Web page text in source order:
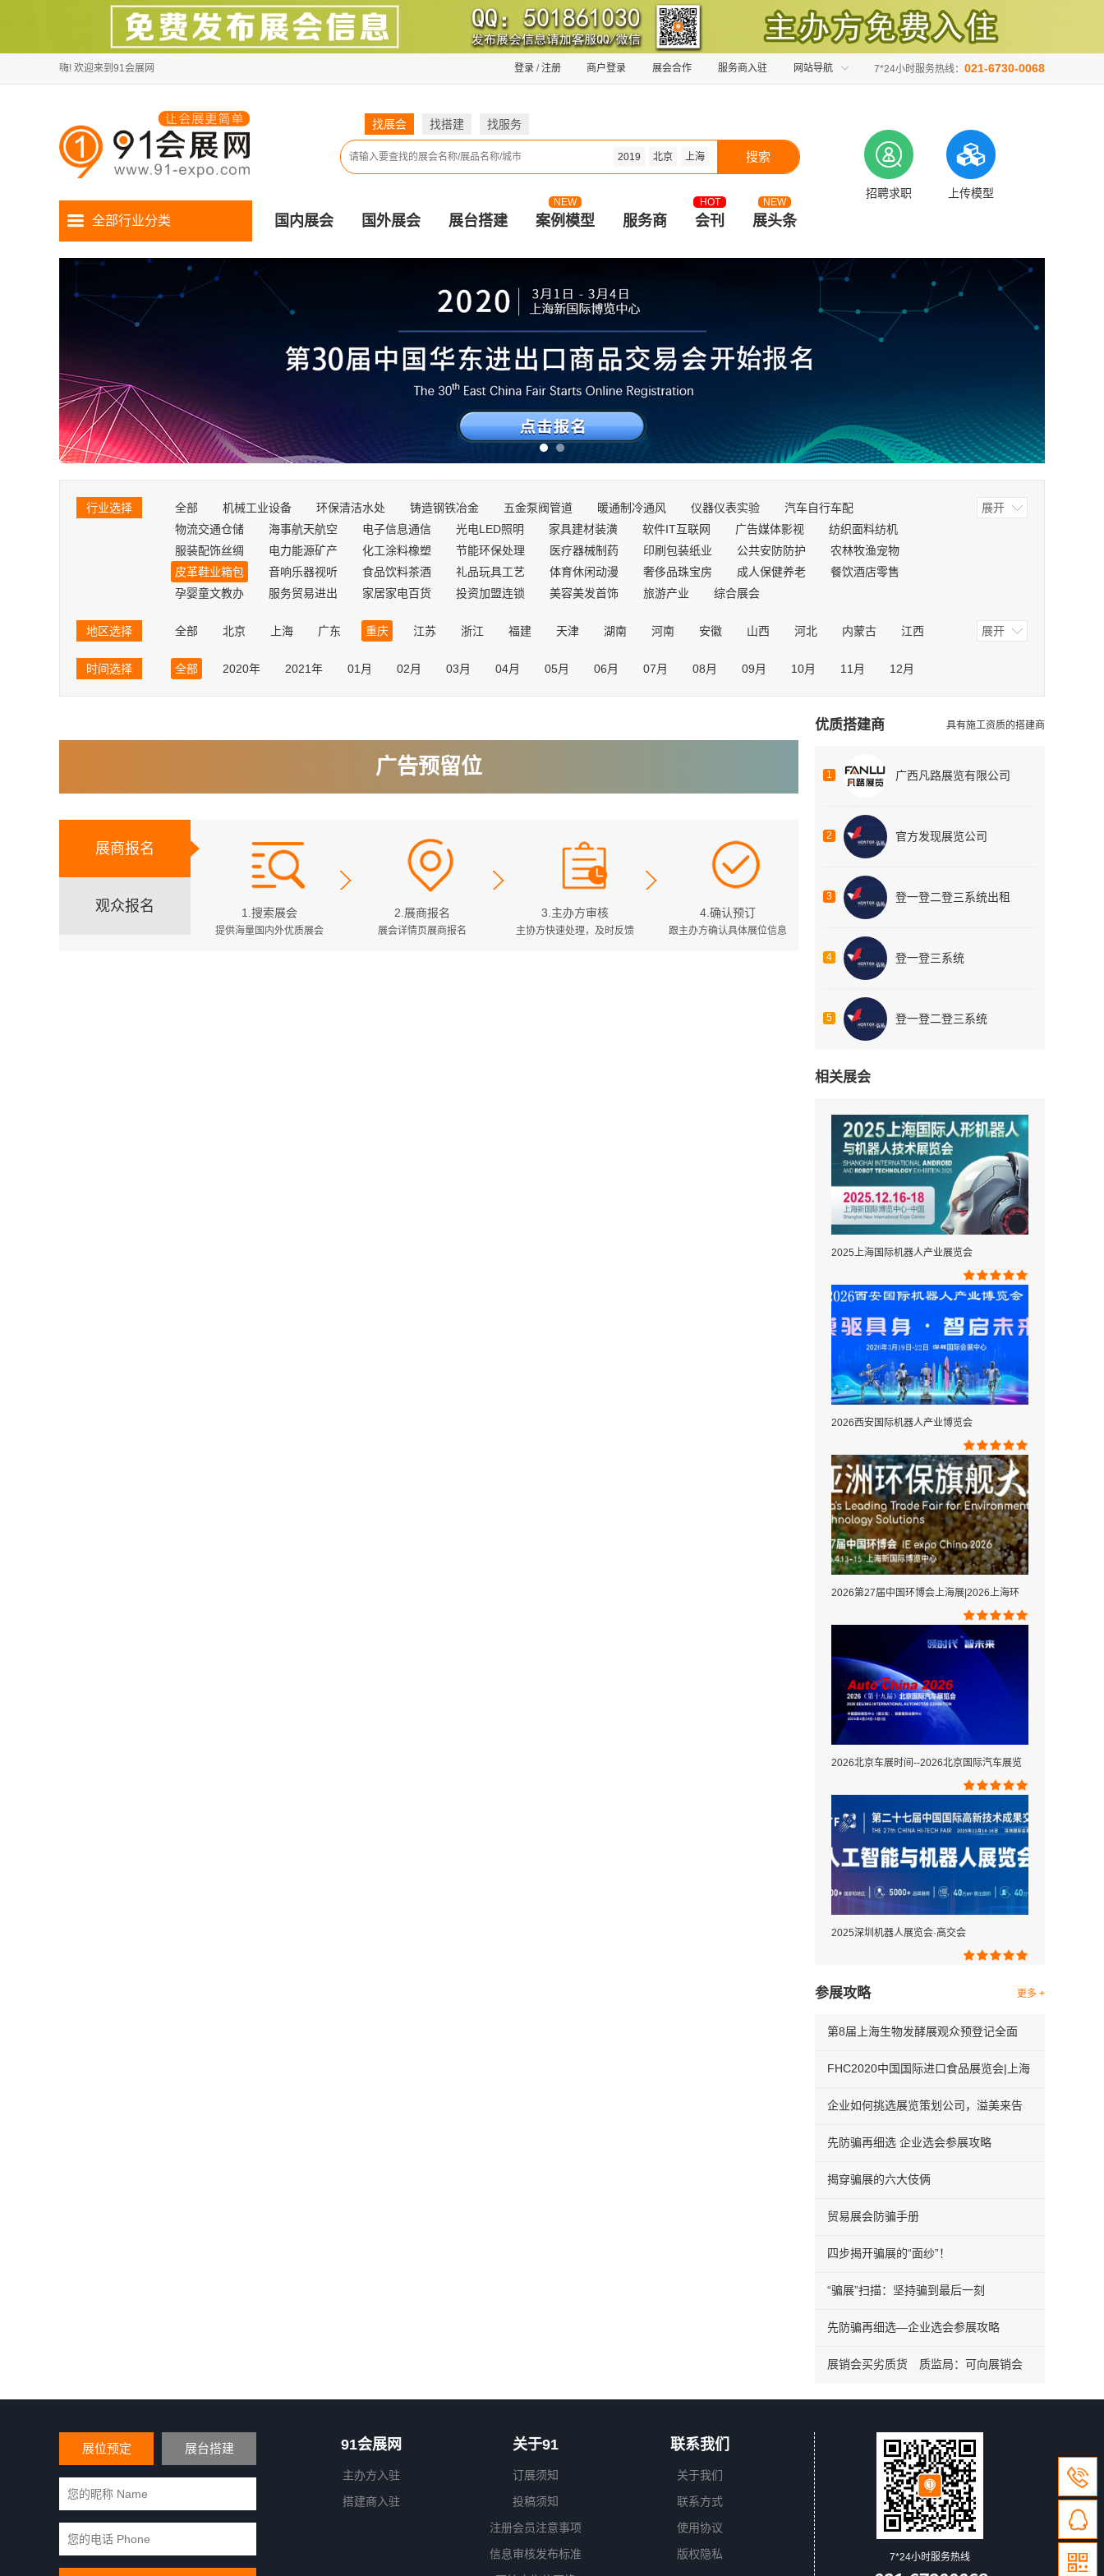
嗨! 欢迎来到91会展网 登录 /注册 商户登录 展会合作 服务商入驻 网站导航 7*24小时服务热线： 021-6730-0068
找展会 找搭建 找服务
搜索
上海
北京
2019
招聘求职 上传模型
全部行业分类 国内展会 国外展会 展台搭建 案例模型
NEW
服务商 会刊
HOT
展头条
NEW
行业选择 全部 机械工业设备 环保清洁水处 铸造钢铁冶金 五金泵阀管道 暖通制冷通风 仪器仪表实验
汽车自行车配
物流交通仓储
海事航天航空 电子信息通信 光电LED照明 家具建材装潢 软件IT互联网 广告媒体影视
纺织面料纺机
服装配饰丝绸
电力能源矿产 化工涂料橡塑 节能环保处理 医疗器械制药 印刷包装纸业 公共安防防护
农林牧渔宠物
皮革鞋业箱包
音响乐器视听 食品饮料茶酒 礼品玩具工艺 体育休闲动漫 奢侈品珠宝房 成人保健养老
餐饮酒店零售
孕婴童文教办
服务贸易进出 家居家电百货 投资加盟连锁 美容美发首饰 旅游产业 综合展会
展开
地区选择 全部 北京 上海 广东 重庆 江苏 浙江 福建 天津 湖南 河南 安徽 山西 河北 内蒙古
江西
台湾
香港 澳门
展开
时间选择 全部 2020年 2021年 01月 02月 03月 04月 05月 06月 07月 08月 09月 10月 11月 12月
广告预留位
展商报名
观众报名 1.搜索展会
提供海量国内外优质展会
2.展商报名
展会详情页展商报名
3.主办方审核
主协方快速处理，及时反馈
4.确认预订
跟主办方确认具体展位信息
优质搭建商 具有施工资质的搭建商
1 广西凡路展览有限公司
2 官方发现展览公司
3 登一登二登三系统出租
4 登一登三系统
5 登一登二登三系统
相关展会
2025上海国际机器人产业展览会
2026西安国际机器人产业博览会
2026第27届中国环博会上海展|2026上海环
2026北京车展时间--2026北京国际汽车展览
2025深圳机器人展览会·高交会
参展攻略 更多 +
第8届上海生物发酵展观众预登记全面
FHC2020中国国际进口食品展览会|上海
企业如何挑选展览策划公司，溢美来告
先防骗再细选 企业选会参展攻略
揭穿骗展的六大伎俩
贸易展会防骗手册
四步揭开骗展的“面纱”！
“骗展”扫描：坚持骗到最后一刻
先防骗再细选—企业选会参展攻略
展销会买劣质货 质监局：可向展销会
展位预定 展台搭建 91会展网
主办方入驻
搭建商入驻
关于91
订展须知
投稿须知
注册会员注意事项
信息审核发布标准
联系我们
关于我们
联系方式
使用协议
版权隐私
7*24小时服务热线